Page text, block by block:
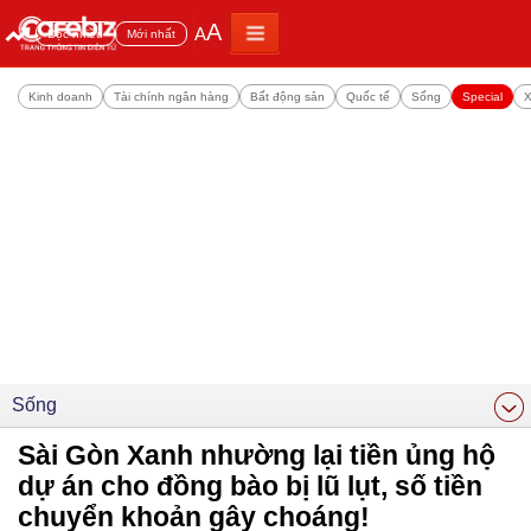
Đọc nhiều Mới nhất AA
Kinh doanh Tài chính ngân hàng Bất động sản Quốc tế Sống Special
Sống
Sài Gòn Xanh nhường lại tiền ủng hộ
dự án cho đồng bào bị lũ lụt, số tiền
chuyển khoản gây choáng!